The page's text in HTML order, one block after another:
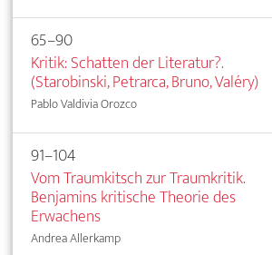
65–90
Kritik: Schatten der Literatur?.
(Starobinski, Petrarca, Bruno, Valéry)
Pablo Valdivia Orozco
91–104
Vom Traumkitsch zur Traumkritik.
Benjamins kritische Theorie des
Erwachens
Andrea Allerkamp